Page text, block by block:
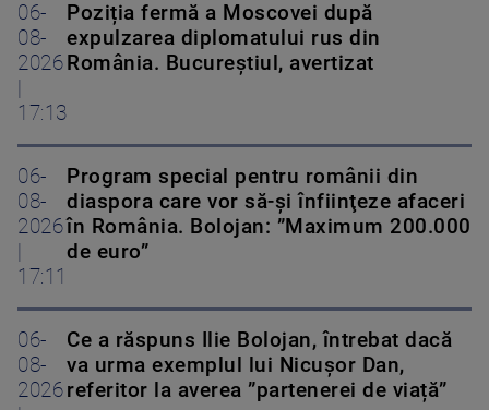
06-
08-
2026
17:13
Poziția fermă a Moscovei după
expulzarea diplomatului rus din
România. Bucureștiul, avertizat
06-
08-
2026
17:11
Program special pentru românii din
diaspora care vor să-şi înfiinţeze afaceri
în România. Bolojan: ”Maximum 200.000
de euro”
06-
08-
2026
Ce a răspuns Ilie Bolojan, întrebat dacă
va urma exemplul lui Nicușor Dan,
referitor la averea ”partenerei de viață”